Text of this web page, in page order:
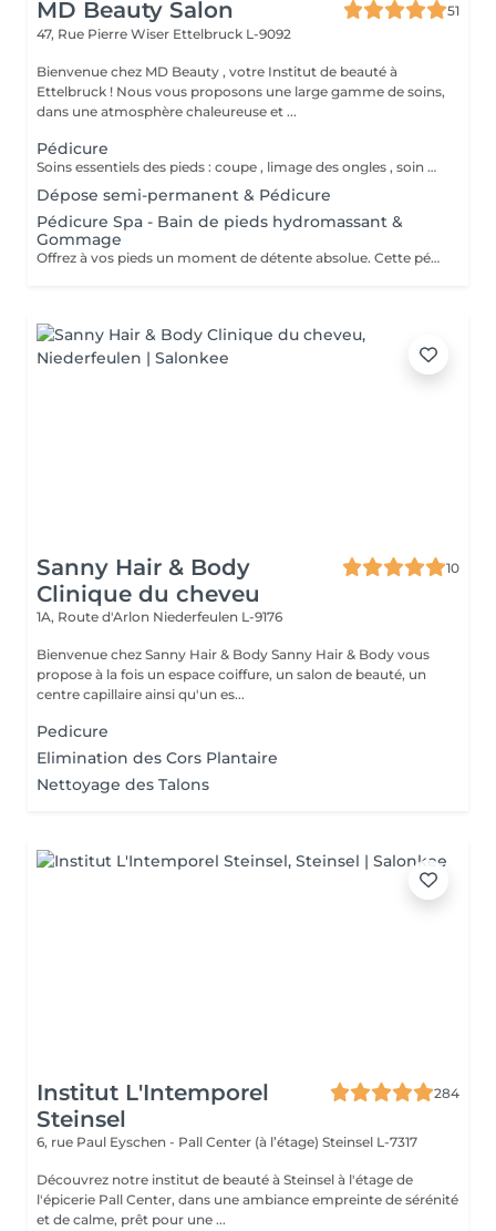
MD Beauty Salon
51
47, Rue Pierre Wiser Ettelbruck L-9092
Bienvenue chez MD Beauty , votre Institut de beauté à
Ettelbruck ! Nous vous proposons une large gamme de soins,
dans une atmosphère chaleureuse et ...
Pédicure
Soins essentiels des pieds : coupe , limage des ongles , soin des cuticules et traitement des callosités. Idéal pour un entretien régulier.
Dépose semi-permanent & Pédicure
Pédicure Spa - Bain de pieds hydromassant &
Gommage
Offrez à vos pieds un moment de détente absolue. Cette pédicure complète inclut un bain de pieds relaxant avec hydromassage , un gommage doux pour éliminer les peaux mortes , suivi des soins classiques de la pédicure . Idéal pour des pieds soignés et légers , dans une ambiance cocooning.
Sanny Hair & Body
Clinique du cheveu
10
1A, Route d'Arlon Niederfeulen L-9176
Bienvenue chez Sanny Hair & Body Sanny Hair & Body vous
propose à la fois un espace coiffure, un salon de beauté, un
centre capillaire ainsi qu'un es...
Pedicure
Elimination des Cors Plantaire
Nettoyage des Talons
Institut L'Intemporel
Steinsel
284
6, rue Paul Eyschen - Pall Center (à l’étage) Steinsel L-7317
Découvrez notre institut de beauté à Steinsel à l'étage de
l'épicerie Pall Center, dans une ambiance empreinte de sérénité
et de calme, prêt pour une ...